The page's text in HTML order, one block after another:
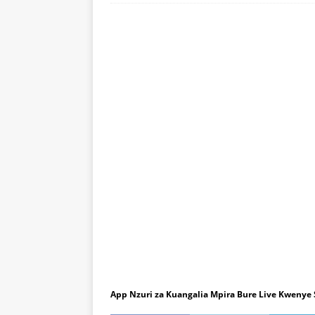
App Nzuri za Kuangalia Mpira Bure Live Kwenye